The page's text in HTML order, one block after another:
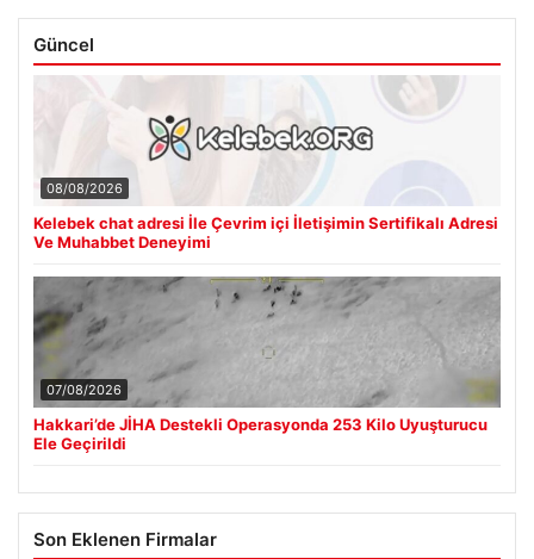
Güncel
08/08/2026
Kelebek chat adresi İle Çevrim içi İletişimin Sertifikalı Adresi
Ve Muhabbet Deneyimi
07/08/2026
Hakkari’de JİHA Destekli Operasyonda 253 Kilo Uyuşturucu
Ele Geçirildi
Son Eklenen Firmalar